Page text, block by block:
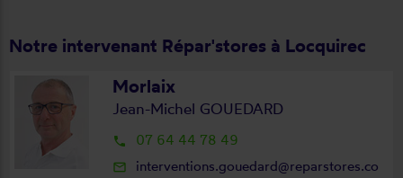
Notre intervenant Répar'stores à Locquirec
Morlaix
Jean-Michel GOUEDARD
local_phone 07 64 44 78 49
mail_outline
interventions.gouedard@reparstores.co